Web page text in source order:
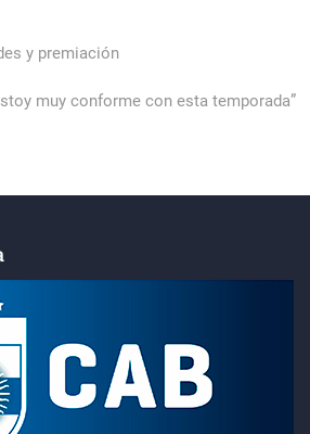
y premiación
muy conforme con esta temporada”